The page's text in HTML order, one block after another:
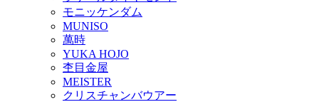
モニッケンダム
MUNISO
萬時
YUKA HOJO
杢目金屋
MEISTER
クリスチャンバウアー